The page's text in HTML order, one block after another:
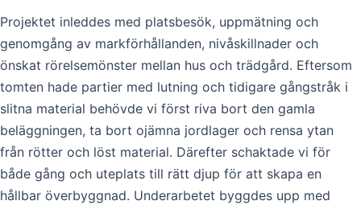
Projektet inleddes med platsbesök, uppmätning och
genomgång av markförhållanden, nivåskillnader och
önskat rörelsemönster mellan hus och trädgård. Eftersom
tomten hade partier med lutning och tidigare gångstråk i
slitna material behövde vi först riva bort den gamla
beläggningen, ta bort ojämna jordlager och rensa ytan
från rötter och löst material. Därefter schaktade vi för
både gång och uteplats till rätt djup för att skapa en
hållbar överbyggnad. Underarbetet byggdes upp med